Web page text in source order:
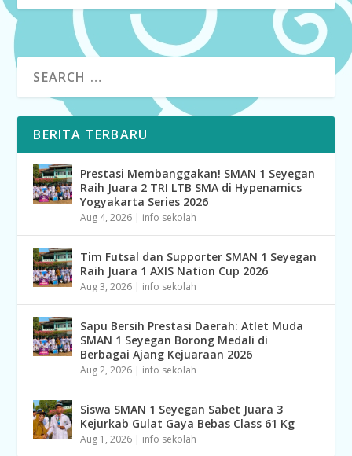
BERITA TERBARU
Prestasi Membanggakan! SMAN 1 Seyegan
Raih Juara 2 TRI LTB SMA di Hypenamics
Yogyakarta Series 2026
Aug 4, 2026 | info sekolah
Tim Futsal dan Supporter SMAN 1 Seyegan
Raih Juara 1 AXIS Nation Cup 2026
Aug 3, 2026 | info sekolah
Sapu Bersih Prestasi Daerah: Atlet Muda
SMAN 1 Seyegan Borong Medali di
Berbagai Ajang Kejuaraan 2026
Aug 2, 2026 | info sekolah
Siswa SMAN 1 Seyegan Sabet Juara 3
Kejurkab Gulat Gaya Bebas Class 61 Kg
Aug 1, 2026 | info sekolah